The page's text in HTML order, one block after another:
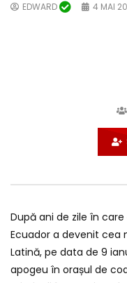
EDWARD 4 MAI
După ani de zile în
Ecuador a devenit cea
Latină, pe data de 9
apogeu în orașul de